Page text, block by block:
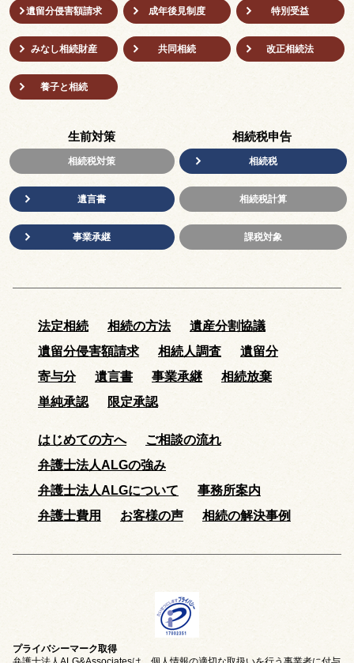
遺留分侵害額請求 成年後⾒制度 特別受益
みなし相続財産 共同相続 改正相続法
養子と相続
生前対策
相続税対策
遺言書
事業承継
相続税申告
相続税
相続税計算
課税対象
法定相続 相続の方法
遺産分割協議
遺留分侵害額請求
相続人調査
遺留分
寄与分
遺言書 事業承継
相続放棄
単純承認
限定承認
はじめての方へ
ご相談の流れ
弁護士法人ALGの強み
弁護士法人ALGについて
事務所案内
弁護士費用
お客様の声 相続の解決事例
プライバシーマーク取得